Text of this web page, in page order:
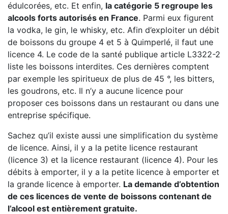
édulcorées, etc. Et enfin, la catégorie 5 regroupe les
alcools forts autorisés en France. Parmi eux figurent
la vodka, le gin, le whisky, etc. Afin d’exploiter un débit
de boissons du groupe 4 et 5 à Quimperlé, il faut une
licence 4. Le code de la santé publique article L3322-2
liste les boissons interdites. Ces dernières comptent
par exemple les spiritueux de plus de 45 °, les bitters,
les goudrons, etc. Il n’y a aucune licence pour
proposer ces boissons dans un restaurant ou dans une
entreprise spécifique.
Sachez qu’il existe aussi une simplification du système
de licence. Ainsi, il y a la petite licence restaurant
(licence 3) et la licence restaurant (licence 4). Pour les
débits à emporter, il y a la petite licence à emporter et
la grande licence à emporter. La demande d’obtention
de ces licences de vente de boissons contenant de
l’alcool est entièrement gratuite.